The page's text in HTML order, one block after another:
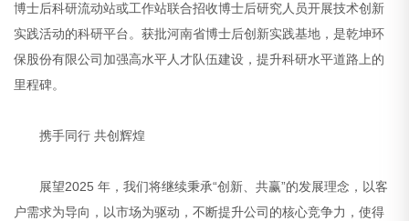
博士后科研流动站或工作站联合招收博士后研究人员开展技术创新
实践活动的科研平台。获批河南省博士后创新实践基地，是乾坤环
保股份有限公司加强高水平人才队伍建设，提升科研水平道路上的
里程碑。
携手同行 共创辉煌
展望2025 年，我们将继续秉承“创新、共赢”的发展理念，以客
户需求为导向，以市场为驱动，不断提升公司的核心竞争力，使得